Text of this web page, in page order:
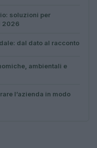
soluzioni per
2026
dal dato al racconto
ambientali e
l’azienda in modo